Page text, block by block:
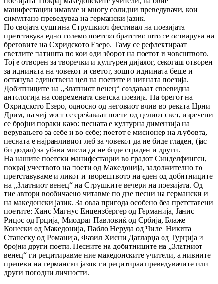
манифестации имавме и многу солидни преведувачи, кои
симултано преведуваа на германски јазик.
По својата суштина Струшкиот фестивал на поезијата
претставува едно големо поетско братство што се остварува на
бреговите на Охридското Езеро. Таму се рефлектираат
светлите патишта по кои оди зборот на поетот и човештвото.
Тој е отворен за творечки и културен дијалог, секогаш отворен
за иднината на човекот и светот, зошто иднината беше и
останува единствена цел на поетите и нивната поезија.
Добитниците на „Златниот венец“ создаваат своевидна
антологија на современата светска поезија. На брегот на
Охридското Езеро, односно од неговиот влив во реката Црни
Дрим, на чиј мост се среќаваат поети од целиот свет, изречени
се бројни пораки како: песната е културна димензија на
верувањето за себе и во себе; поетот е мисионер на љубовта,
песната е најранливиот леб за човекот да не биде гладен, (јас
би додал) за убава мисла да не биде страден и други.
На нашите поетски манифестации во градот Синделфинген,
покрај учеството на поети од Македонија, задолжително го
претставуваме и ликот и творештвото на еден од добитниците
на „Златниот венец“ на Струшките вечери на поезијата. Од
тие автори вообичаено читавме по две песни на германски и
на македонски јазик. За оваа пригода особено беа претставени
поетите: Ханс Магнус Енцензбергер од Германија, Јанис
Рицос од Грција, Миодраг Павловиќ од Србија, Блаже
Конески од Македонија, Пабло Неруда од Чиле, Никита
Станеску од Романија, Фазил Хисни Дагларџа од Турција и
бројни други поети. Песните на добитниците на „Златниот
венец“ ги рецитиравме ние македонските учители, а нивните
препеви на германски јазик ги рецитираа преведувачите или
други погодни личности.